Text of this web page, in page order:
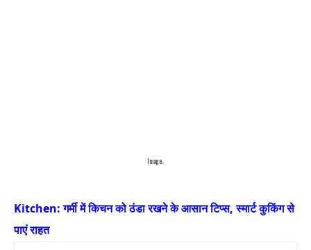
Image..
Kitchen: गर्मी में किचन को ठंडा रखने के आसान टिप्स, स्मार्ट कुकिंग से
पाएं राहत